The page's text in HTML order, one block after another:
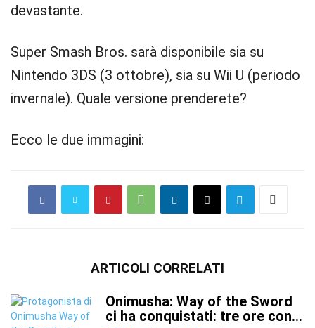
devastante.
Super Smash Bros. sarà disponibile sia su
Nintendo 3DS (3 ottobre), sia su Wii U (periodo
invernale). Quale versione prenderete?
Ecco le due immagini:
ARTICOLI CORRELATI
Onimusha: Way of the Sword
ci ha conquistati: tre ore con...